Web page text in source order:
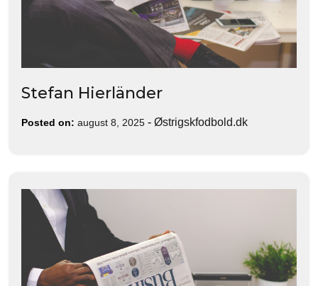
Stefan Hierländer
Posted on: august 8, 2025 - Østrigskfodbold.dk